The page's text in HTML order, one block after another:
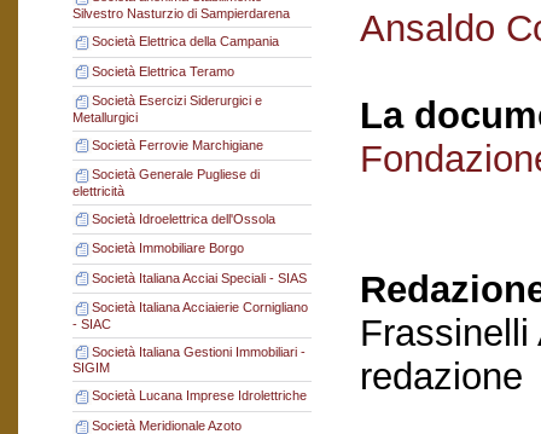
Silvestro Nasturzio di Sampierdarena
Società Elettrica della Campania
Società Elettrica Teramo
Società Esercizi Siderurgici e
Metallurgici
Società Ferrovie Marchigiane
Società Generale Pugliese di
elettricità
Società Idroelettrica dell'Ossola
Società Immobiliare Borgo
Società Italiana Acciai Speciali - SIAS
Società Italiana Acciaierie Cornigliano
- SIAC
Società Italiana Gestioni Immobiliari -
SIGIM
Società Lucana Imprese Idrolettriche
Società Meridionale Azoto
Ansaldo
La
Frassinelli
redazione